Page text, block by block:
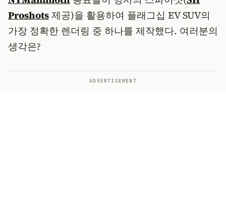
Proshots제공)을 활용하여 플래그십 EV SUV의
가장 정확한 렌더링 중 하나를 제작했다. 여러분의
생각은?
ADVERTISEMENT